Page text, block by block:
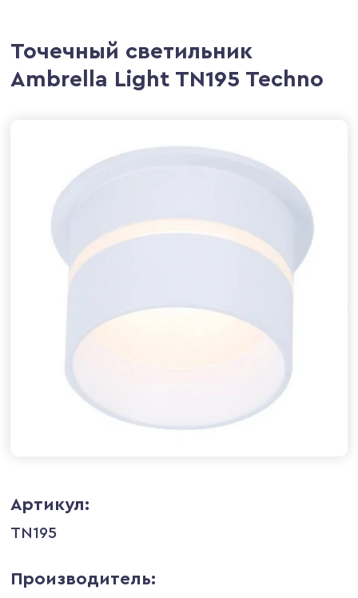
Точечный светильник
Ambrella Light TN195 Techno
Артикул:
TN195
Производитель: